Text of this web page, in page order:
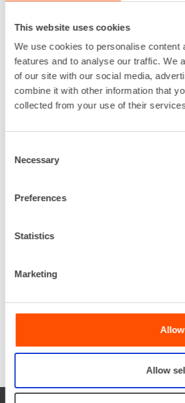
This website uses cookies
We use cookies to personalise content
features and to analyse our traffic. We
of our site with our social media,
combine it with other information that
collected from your use of their
Selection
Necessary
Preferences
Statistics
Marketing
Allow
kaikkiin
Ota ensimmäinen askel
työmaaelämään ja pyydä